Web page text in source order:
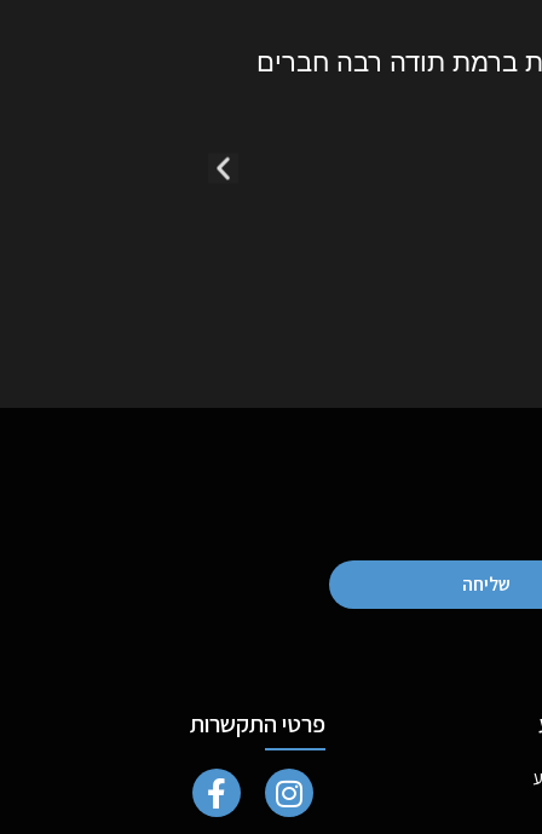
מחירים הזמנתי קסדה הגיעה אליי לאחר פחות מ48 שעות ברמת תודה רבה חברים
שליחה
פרטי התקשרות